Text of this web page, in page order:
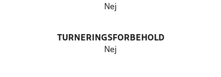
Nej
TURNERINGSFORBEHOLD
Nej